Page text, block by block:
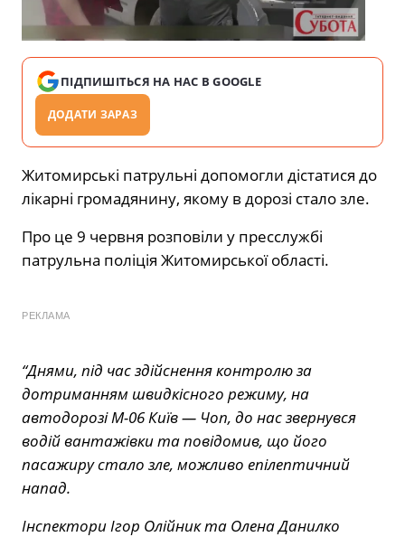
ПІДПИШІТЬСЯ НА НАС В GOOGLE
ДОДАТИ ЗАРАЗ
Житомирські патрульні допомогли дістатися до
лікарні громадянину, якому в дорозі стало зле.
Про це 9 червня розповіли у пресслужбі
патрульна поліція Житомирської області.
РЕКЛАМА
“Днями, під час здійснення контролю за
дотриманням швидкісного режиму, на
автодорозі М-06 Київ — Чоп, до нас звернувся
водій вантажівки та повідомив, що його
пасажиру стало зле, можливо епілептичний
напад.
Інспектори Ігор Олійник та Олена Данилко